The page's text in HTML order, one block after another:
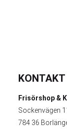
KONTAKT
Frisörshop &
Sockenvägen
784 36